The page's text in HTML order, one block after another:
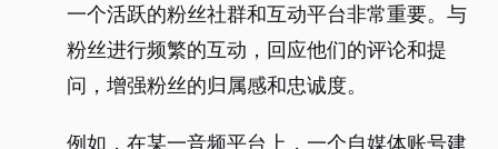
一个活跃的粉丝社群和互动平台非常重要。与
粉丝进行频繁的互动，回应他们的评论和提
问，增强粉丝的归属感和忠诚度。
例如，在某一音频平台上，一个自媒体账号建